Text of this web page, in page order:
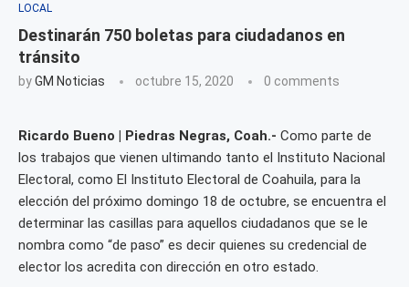
LOCAL
Destinarán 750 boletas para ciudadanos en
tránsito
byGM Noticias octubre 15, 2020 0 comments
Ricardo Bueno | Piedras Negras, Coah.- Como parte de
los trabajos que vienen ultimando tanto el Instituto Nacional
Electoral, como El Instituto Electoral de Coahuila, para la
elección del próximo domingo 18 de octubre, se encuentra el
determinar las casillas para aquellos ciudadanos que se le
nombra como “de paso” es decir quienes su credencial de
elector los acredita con dirección en otro estado.